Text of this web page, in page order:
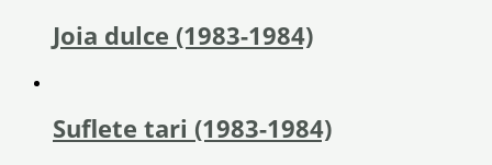
Joia dulce (1983-1984)
Suflete tari (1983-1984)